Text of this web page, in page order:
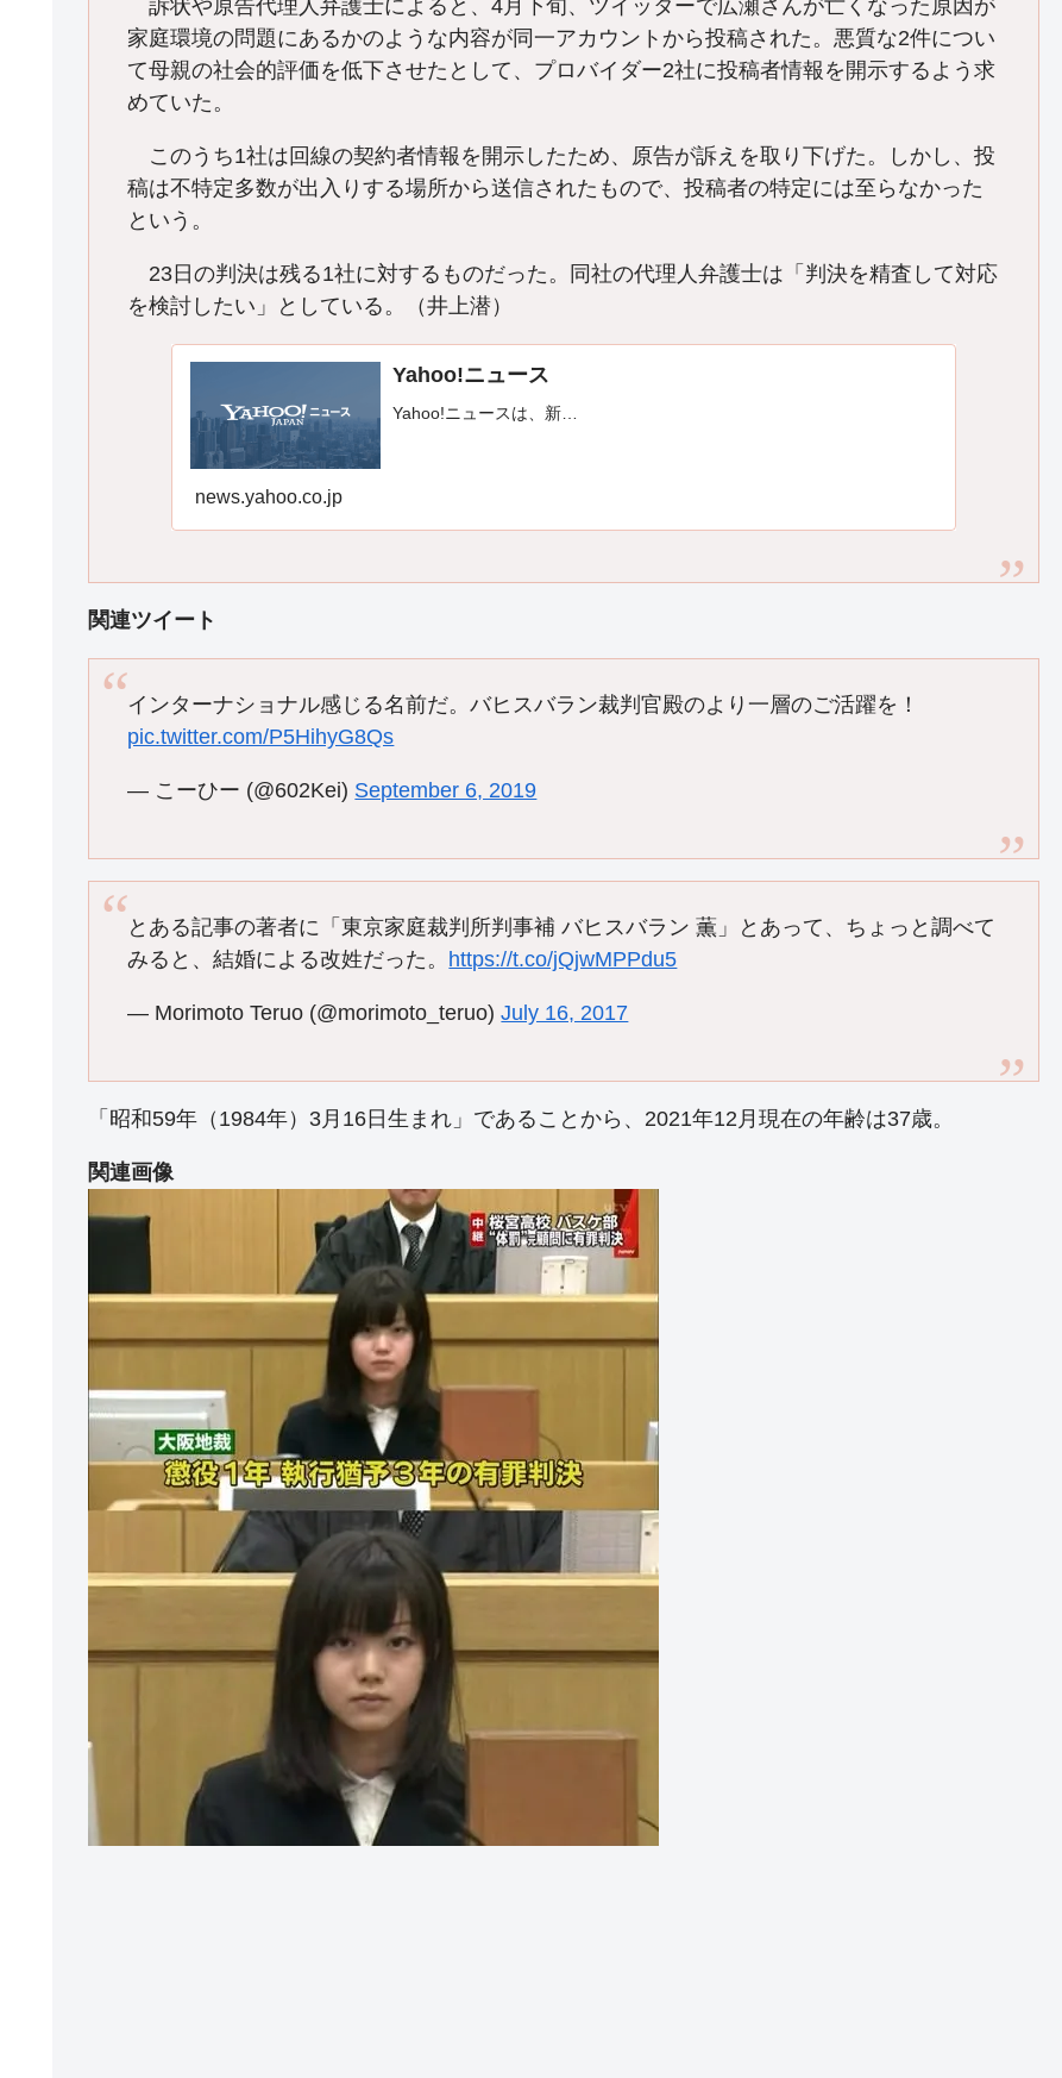
訴状や原告代理人弁護士によると、4月下旬、ツイッターで広瀬さんが亡くなった原因が
家庭環境の問題にあるかのような内容が同一アカウントから投稿された。悪質な2件につい
て母親の社会的評価を低下させたとして、プロバイダー2社に投稿者情報を開示するよう求
めていた。
このうち1社は回線の契約者情報を開示したため、原告が訴えを取り下げた。しかし、投
稿は不特定多数が出入りする場所から送信されたもので、投稿者の特定には至らなかった
という。
23日の判決は残る1社に対するものだった。同社の代理人弁護士は「判決を精査して対応
を検討したい」としている。（井上潜）
Yahoo!ニュース
Yahoo!ニュースは、新…
news.yahoo.co.jp
関連ツイート
インターナショナル感じる名前だ。バヒスバラン裁判官殿のより一層のご活躍を！
pic.twitter.com/P5HihyG8Qs
— こーひー (@602Kei) September 6, 2019
とある記事の著者に「東京家庭裁判所判事補 バヒスバラン 薫」とあって、ちょっと調べて
みると、結婚による改姓だった。 https://t.co/jQjwMPPdu5
— Morimoto Teruo (@morimoto_teruo)July 16, 2017
「昭和59年（1984年）3月16日生まれ」であることから、2021年12月現在の年齢は37歳。
関連画像